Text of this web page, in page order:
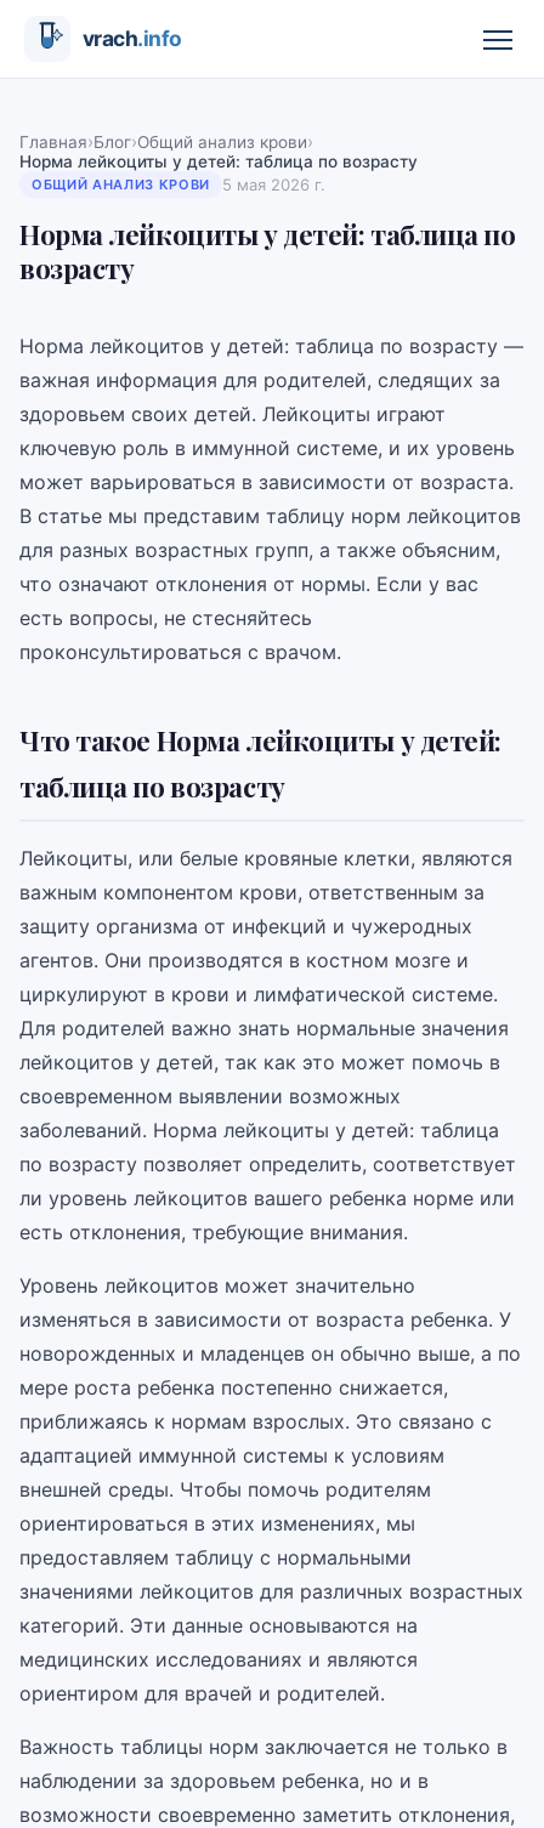
Главная›Блог›Общий анализ крови›
Норма лейкоциты у детей: таблица по возрасту
ОБЩИЙ АНАЛИЗ КРОВИ 5 мая 2026 г.
Норма лейкоциты у детей: таблица по
возрасту
Норма лейкоцитов у детей: таблица по возрасту —
важная информация для родителей, следящих за
здоровьем своих детей. Лейкоциты играют
ключевую роль в иммунной системе, и их уровень
может варьироваться в зависимости от возраста.
В статье мы представим таблицу норм лейкоцитов
для разных возрастных групп, а также объясним,
что означают отклонения от нормы. Если у вас
есть вопросы, не стесняйтесь
проконсультироваться с врачом.
Что такое Норма лейкоциты у детей:
таблица по возрасту
Лейкоциты, или белые кровяные клетки, являются
важным компонентом крови, ответственным за
защиту организма от инфекций и чужеродных
агентов. Они производятся в костном мозге и
циркулируют в крови и лимфатической системе.
Для родителей важно знать нормальные значения
лейкоцитов у детей, так как это может помочь в
своевременном выявлении возможных
заболеваний. Норма лейкоциты у детей: таблица
по возрасту позволяет определить, соответствует
ли уровень лейкоцитов вашего ребенка норме или
есть отклонения, требующие внимания.
Уровень лейкоцитов может значительно
изменяться в зависимости от возраста ребенка. У
новорожденных и младенцев он обычно выше, а по
мере роста ребенка постепенно снижается,
приближаясь к нормам взрослых. Это связано с
адаптацией иммунной системы к условиям
внешней среды. Чтобы помочь родителям
ориентироваться в этих изменениях, мы
предоставляем таблицу с нормальными
значениями лейкоцитов для различных возрастных
категорий. Эти данные основываются на
медицинских исследованиях и являются
ориентиром для врачей и родителей.
Важность таблицы норм заключается не только в
наблюдении за здоровьем ребенка, но и в
возможности своевременно заметить отклонения,